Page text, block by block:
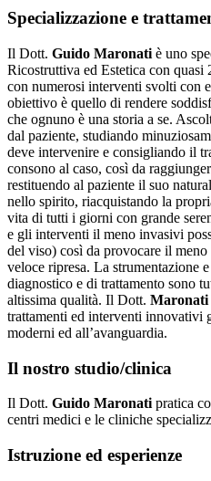
Specializzazione e
Il Dott. Guido Maronati è uno
Ricostruttiva ed Estetica con quasi
con numerosi interventi svolti con
obiettivo è quello di rendere
che ognuno è una storia a se.
dal paziente, studiando
deve intervenire e consigliando il
consono al caso, così da
restituendo al paziente il suo
nello spirito, riacquistando la
vita di tutti i giorni con grande
e gli interventi il meno invasivi
del viso) così da provocare il
veloce ripresa. La strumentazione
diagnostico e di trattamento sono
altissima qualità. Il Dott. Maronati
trattamenti ed interventi innovativi
moderni ed all’avanguardia.
Il nostro studio/clinica
Il Dott. Guido Maronati pratica
centri medici e le cliniche
Istruzione ed esperienze